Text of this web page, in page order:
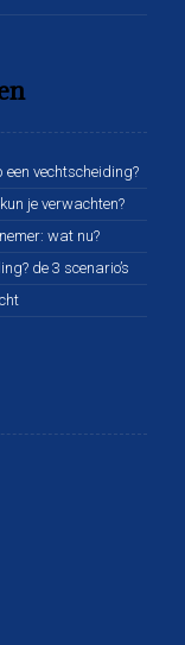
een vechtscheiding?
je verwachten?
wat nu?
de 3 scenario’s